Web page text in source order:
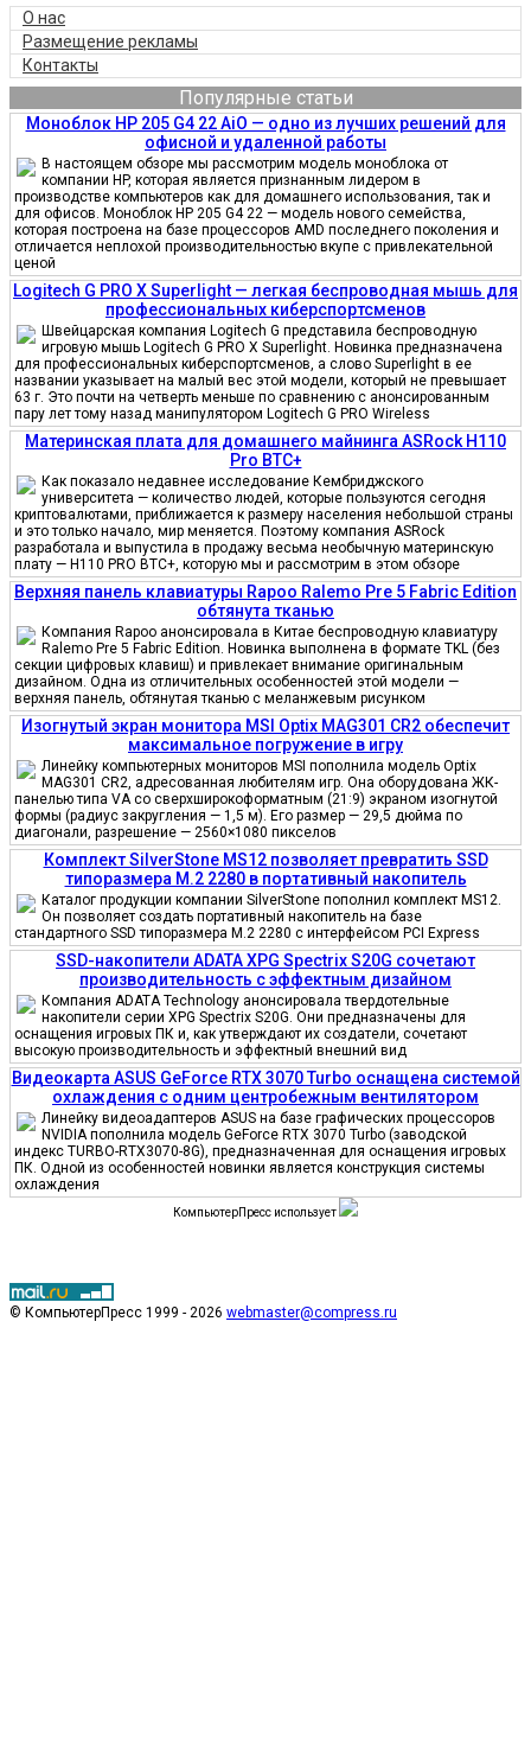
О нас
Размещение рекламы
Контакты
Популярные статьи
Моноблок HP 205 G4 22 AiO — одно из лучших решений для
офисной и удаленной работы
В настоящем обзоре мы рассмотрим модель моноблока от
компании HP, которая является признанным лидером в
производстве компьютеров как для домашнего использования, так и
для офисов. Моноблок HP 205 G4 22 — модель нового семейства,
которая построена на базе процессоров AMD последнего поколения и
отличается неплохой производительностью вкупе с привлекательной
ценой
Logitech G PRO X Superlight — легкая беспроводная мышь для
профессиональных киберспортсменов
Швейцарская компания Logitech G представила беспроводную
игровую мышь Logitech G PRO X Superlight. Новинка предназначена
для профессиональных киберспортсменов, а слово Superlight в ее
названии указывает на малый вес этой модели, который не превышает
63 г. Это почти на четверть меньше по сравнению с анонсированным
пару лет тому назад манипулятором Logitech G PRO Wireless
Материнская плата для домашнего майнинга ASRock H110
Pro BTC+
Как показало недавнее исследование Кембриджского
университета — количество людей, которые пользуются сегодня
криптовалютами, приближается к размеру населения небольшой страны
и это только начало, мир меняется. Поэтому компания ASRock
разработала и выпустила в продажу весьма необычную материнскую
плату — H110 PRO BTC+, которую мы и рассмотрим в этом обзоре
Верхняя панель клавиатуры Rapoo Ralemo Pre 5 Fabric Edition
обтянута тканью
Компания Rapoo анонсировала в Китае беспроводную клавиатуру
Ralemo Pre 5 Fabric Edition. Новинка выполнена в формате TKL (без
секции цифровых клавиш) и привлекает внимание оригинальным
дизайном. Одна из отличительных особенностей этой модели —
верхняя панель, обтянутая тканью с меланжевым рисунком
Изогнутый экран монитора MSI Optix MAG301 CR2 обеспечит
максимальное погружение в игру
Линейку компьютерных мониторов MSI пополнила модель Optix
MAG301 CR2, адресованная любителям игр. Она оборудована ЖК-
панелью типа VA со сверхширокоформатным (21:9) экраном изогнутой
формы (радиус закругления — 1,5 м). Его размер — 29,5 дюйма по
диагонали, разрешение — 2560×1080 пикселов
Комплект SilverStone MS12 позволяет превратить SSD
типоразмера M.2 2280 в портативный накопитель
Каталог продукции компании SilverStone пополнил комплект MS12.
Он позволяет создать портативный накопитель на базе
стандартного SSD типоразмера M.2 2280 с интерфейсом PCI Express
SSD-накопители ADATA XPG Spectrix S20G сочетают
производительность с эффектным дизайном
Компания ADATA Technology анонсировала твердотельные
накопители серии XPG Spectrix S20G. Они предназначены для
оснащения игровых ПК и, как утверждают их создатели, сочетают
высокую производительность и эффектный внешний вид
Видеокарта ASUS GeForce RTX 3070 Turbo оснащена системой
охлаждения с одним центробежным вентилятором
Линейку видеоадаптеров ASUS на базе графических процессоров
NVIDIA пополнила модель GeForce RTX 3070 Turbo (заводской
индекс TURBO-RTX3070-8G), предназначенная для оснащения игровых
ПК. Одной из особенностей новинки является конструкция системы
охлаждения
КомпьютерПресс использует
© КомпьютерПресс 1999 - 2026 webmaster@compress.ru